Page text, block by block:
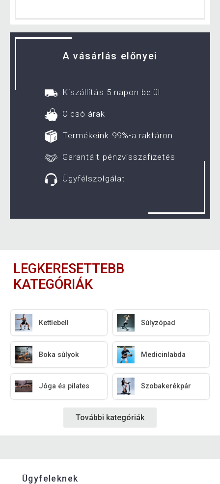
A vásárlás előnyei
Kiszállítás 5 napon belül
Olcsó árak
Termékeink 99%-a raktáron
Garantált pénzvisszafizetés
Ügyfélszolgálat
LEGKERESETTEBB
KATEGÓRIÁK
Kettlebell Súlyzópad
Boka súlyok Medicinlabda
Jóga és pilates Szobakerékpár
További kategóriák
Ügyfeleknek